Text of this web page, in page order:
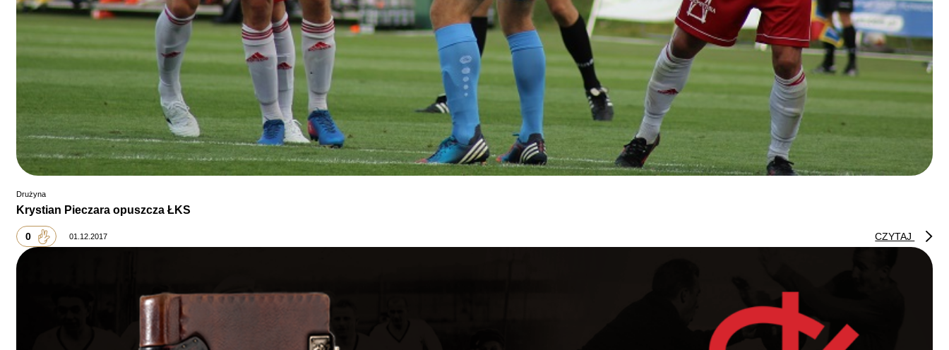
Drużyna
Krystian Pieczara opuszcza ŁKS
0 01.12.2017 CZYTAJ